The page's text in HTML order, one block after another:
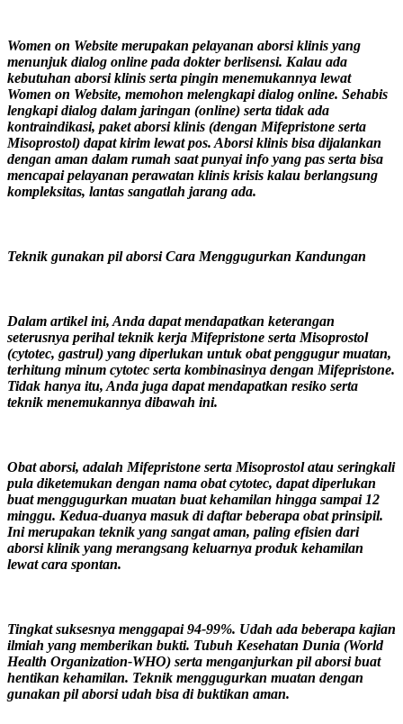
Women on Website merupakan pelayanan aborsi klinis yang
menunjuk dialog online pada dokter berlisensi. Kalau ada
kebutuhan aborsi klinis serta pingin menemukannya lewat
Women on Website, memohon melengkapi dialog online. Sehabis
lengkapi dialog dalam jaringan (online) serta tidak ada
kontraindikasi, paket aborsi klinis (dengan Mifepristone serta
Misoprostol) dapat kirim lewat pos. Aborsi klinis bisa dijalankan
dengan aman dalam rumah saat punyai info yang pas serta bisa
mencapai pelayanan perawatan klinis krisis kalau berlangsung
kompleksitas, lantas sangatlah jarang ada.
Teknik gunakan pil aborsi Cara Menggugurkan Kandungan
Dalam artikel ini, Anda dapat mendapatkan keterangan
seterusnya perihal teknik kerja Mifepristone serta Misoprostol
(cytotec, gastrul) yang diperlukan untuk obat penggugur muatan,
terhitung minum cytotec serta kombinasinya dengan Mifepristone.
Tidak hanya itu, Anda juga dapat mendapatkan resiko serta
teknik menemukannya dibawah ini.
Obat aborsi, adalah Mifepristone serta Misoprostol atau seringkali
pula diketemukan dengan nama obat cytotec, dapat diperlukan
buat menggugurkan muatan buat kehamilan hingga sampai 12
minggu. Kedua-duanya masuk di daftar beberapa obat prinsipil.
Ini merupakan teknik yang sangat aman, paling efisien dari
aborsi klinik yang merangsang keluarnya produk kehamilan
lewat cara spontan.
Tingkat suksesnya menggapai 94-99%. Udah ada beberapa kajian
ilmiah yang memberikan bukti. Tubuh Kesehatan Dunia (World
Health Organization-WHO) serta menganjurkan pil aborsi buat
hentikan kehamilan. Teknik menggugurkan muatan dengan
gunakan pil aborsi udah bisa di buktikan aman.